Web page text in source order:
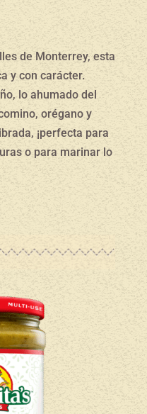
de Monterrey, esta
y con carácter.
lo ahumado del
orégano y
¡perfecta para
o para marinar lo